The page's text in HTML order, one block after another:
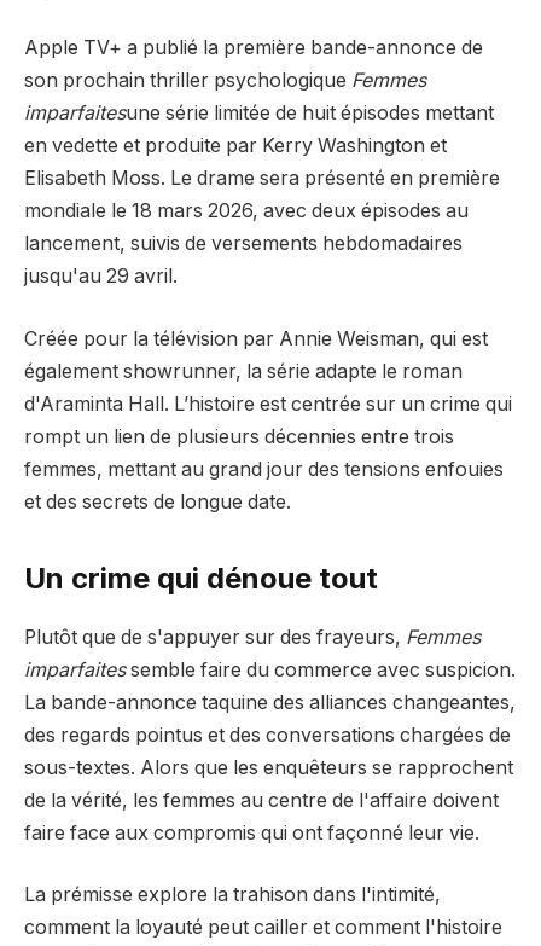
Apple TV+ a publié la première bande-annonce de
son prochain thriller psychologique Femmes
imparfaitesune série limitée de huit épisodes mettant
en vedette et produite par Kerry Washington et
Elisabeth Moss. Le drame sera présenté en première
mondiale le 18 mars 2026, avec deux épisodes au
lancement, suivis de versements hebdomadaires
jusqu'au 29 avril.
Créée pour la télévision par Annie Weisman, qui est
également showrunner, la série adapte le roman
d'Araminta Hall. L’histoire est centrée sur un crime qui
rompt un lien de plusieurs décennies entre trois
femmes, mettant au grand jour des tensions enfouies
et des secrets de longue date.
Un crime qui dénoue tout
Plutôt que de s'appuyer sur des frayeurs, Femmes
imparfaitessemble faire du commerce avec suspicion.
La bande-annonce taquine des alliances changeantes,
des regards pointus et des conversations chargées de
sous-textes. Alors que les enquêteurs se rapprochent
de la vérité, les femmes au centre de l'affaire doivent
faire face aux compromis qui ont façonné leur vie.
La prémisse explore la trahison dans l'intimité,
comment la loyauté peut cailler et comment l'histoire